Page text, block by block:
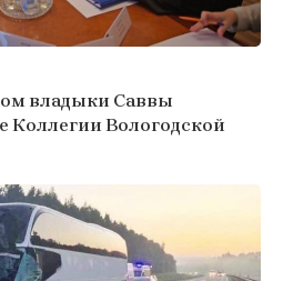
владыки Саввы
Коллегии Вологодской